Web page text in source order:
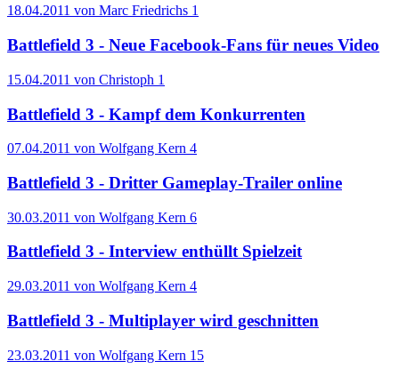
18.04.2011 von Marc Friedrichs 1
Battlefield 3 - Neue Facebook-Fans für neues Video
15.04.2011 von Christoph 1
Battlefield 3 - Kampf dem Konkurrenten
07.04.2011 von Wolfgang Kern 4
Battlefield 3 - Dritter Gameplay-Trailer online
30.03.2011 von Wolfgang Kern 6
Battlefield 3 - Interview enthüllt Spielzeit
29.03.2011 von Wolfgang Kern 4
Battlefield 3 - Multiplayer wird geschnitten
23.03.2011 von Wolfgang Kern 15